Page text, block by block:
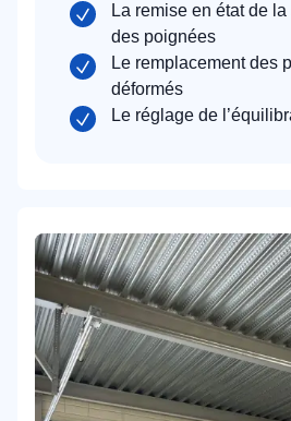
La remise en état de
des poignées
Le remplacement des
déformés
Le réglage de